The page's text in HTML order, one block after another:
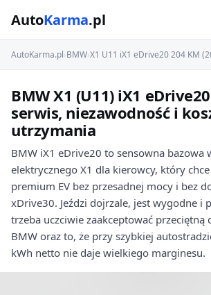
AutoKarma.pl
AutoKarma.pl›BMW›X1 U11 iX1 eDrive20 204 KM
BMW X1 (U11) iX1
serwis, niezawodność i
utrzymania
BMW iX1 eDrive20 to sensowna bazowa
elektrycznego X1 dla kierowcy, który
premium EV bez przesadnej mocy i bez
xDrive30. Jeździ dojrzale, jest wygodne i
trzeba uczciwie zaakceptować przeciętną
BMW oraz to, że przy szybkiej
kWh netto nie daje wielkiego marginesu.